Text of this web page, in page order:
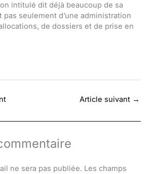
intitulé dit déjà beaucoup de sa
pas seulement d’une administration
de dossiers et de prise en
Article suivant →
ne sera pas publiée. Les champs